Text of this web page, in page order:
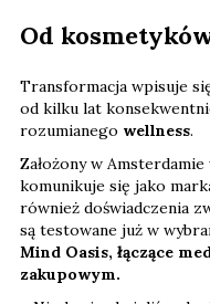
Od
Transformacja wpisuje
od kilku lat
rozumianego wellness.
Założony w
komunikuje się jako
również doświadczenia
są testowane już w
Mind Oasis, łączące
zakupowym.